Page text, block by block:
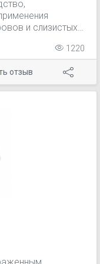
и слизистых
и
при
аэробными
1220
отзыв